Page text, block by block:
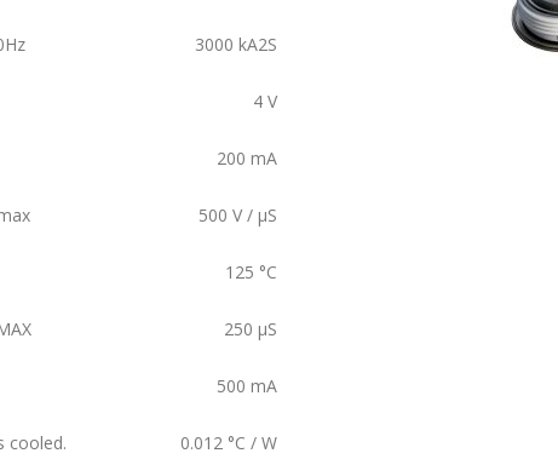
3000 kA2S
4 V
200 mA
500 V / µS
125 °C
250 µS
500 mA
cooled. 0.012 °C / W